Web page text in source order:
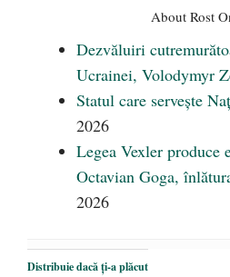
About Rost
Dezvăluiri
Ucrainei, Volodymyr
Statul care servește
2026
Legea Vexler produce
Octavian Goga,
2026
Distribuie dacă ți-a plăcut